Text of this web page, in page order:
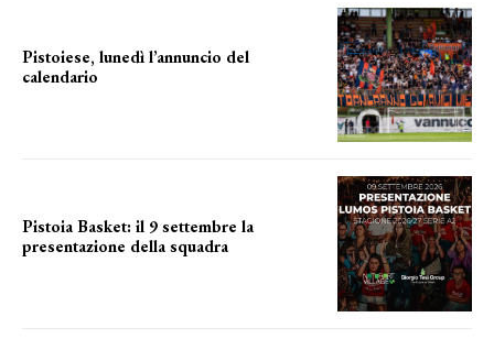
Pistoiese, lunedì l’annuncio del
calendario
Pistoia Basket: il 9 settembre la
presentazione della squadra